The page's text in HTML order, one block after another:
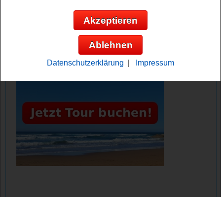
Anzeige:
Akzeptieren
Ablehnen
Datenschutzerklärung Impressum